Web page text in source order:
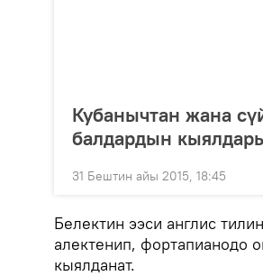
Кубанычтан жана
балдардын
31 Бештин айы 2015, 18:45
Белектин ээси англис
алектенип, фортапианодо
кыялданат.